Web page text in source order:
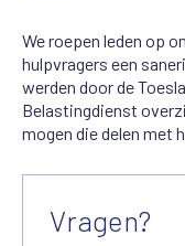
We roepen leden op
hulpvragers een
werden door de
Belastingdienst
mogen die delen met
Vragen?